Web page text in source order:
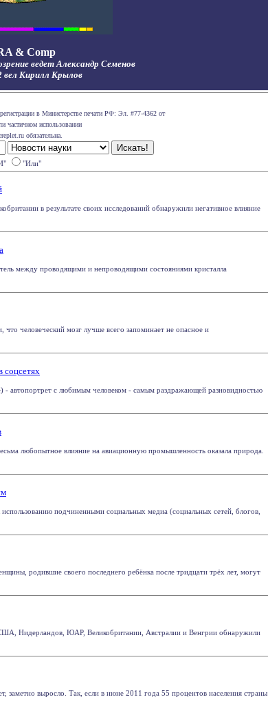
& Comp
ведет Александр Семенов
вел Кирилл Крылов
в Министерстве печати РФ: Эл. #77-4362 от
частичном использовании
обязательна.
"Или"
в результате своих исследований обнаружили негативное влияние
между проводящими и непроводящими состояниями кристалла
человеческий мозг лучше всего запоминает не опасное и
- автопортрет с любимым человеком - самым раздражающей разновидностью
любопытное влияние на авиационную промышленность оказала природа.
подчиненными социальных медиа (социальных сетей, блогов,
родившие своего последнего ребёнка после тридцати трёх лет, могут
Нидерландов, ЮАР, Великобритании, Австралии и Венгрии обнаружили
заметно выросло. Так, если в июне 2011 года 55 процентов населения страны